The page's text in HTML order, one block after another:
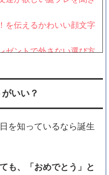
を伝えるかわいい顔文字
ゼントで外さない選び方
日プレゼント選びで失敗
レゼントで思う『男友
ゃったけど、お祝いはし
いい？
を知っているなら誕生
も、「おめでとう」と